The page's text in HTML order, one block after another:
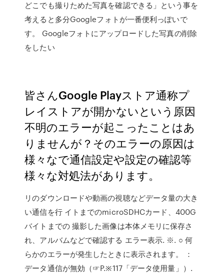
どこでも撮りためた写真を確認できる」という事を
考えると多分Googleフォトが一番便利っぽいで
す。 Googleフォトにアップロードした写真の削除
をしたい
皆さんGoogle Playストア通称プ
レイストアが開かないという原因
不明のエラーが起こったことはあ
りませんが？そのエラーの原因は
様々なで通信設定や設定の確認等
様々な対処法があります。
リのダウンロードや動画の視聴などデータ量の大き
い通信を行 イトまでのmicroSDHCカード、400G
バイトまでの 撮影した画像は本体メモリに保存さ
れ、アルバムなどで確認する エラー表示. ※. ○ 何
らかのエラーが発生したときに表示されます。 ：
データ通信が無効（☞P.※117「データ使用量」）.